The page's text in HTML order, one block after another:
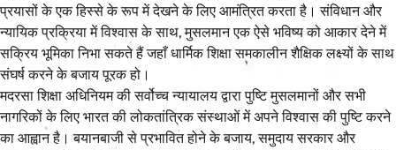
प्रयासों के एक हिस्से के रूप में देखने के लिए आमंत्रित करता है। संविधान और
न्यायिक प्रक्रिया में विश्वास के साथ, मुसलमान एक ऐसे भविष्य को आकार देने में
सक्रिय भूमिका निभा सकते हैं जहाँ धार्मिक शिक्षा समकालीन शैक्षिक लक्ष्यों के साथ
संघर्ष करने के बजाय पूरक हो।
मदरसा शिक्षा अधिनियम की सर्वोच्च न्यायालय द्वारा पुष्टि मुसलमानों और सभी
नागरिकों के लिए भारत की लोकतांत्रिक संस्थाओं में अपने विश्वास की पुष्टि करने
का आह्वान है। बयानबाजी से प्रभावित होने के बजाय, समुदाय सरकार और